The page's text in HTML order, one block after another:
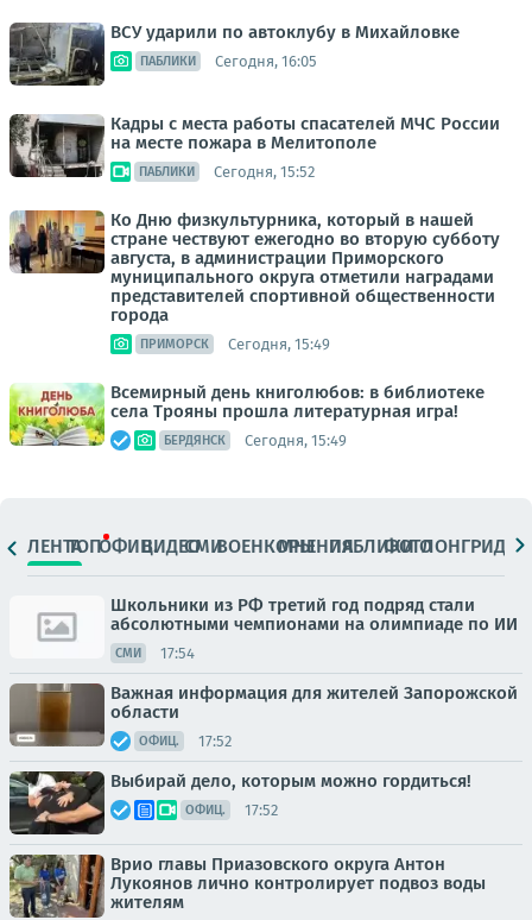
ВСУ ударили по автоклубу в Михайловке
ПАБЛИКИ Сегодня, 16:05
Кадры с места работы спасателей МЧС России
на месте пожара в Мелитополе
ПАБЛИКИ Сегодня, 15:52
Ко Дню физкультурника, который в нашей
стране чествуют ежегодно во вторую субботу
августа, в администрации Приморского
муниципального округа отметили наградами
представителей спортивной общественности
города
ПРИМОРСК Сегодня, 15:49
Всемирный день книголюбов: в библиотеке
села Трояны прошла литературная игра!
БЕРДЯНСК Сегодня, 15:49
ЛЕНТАТОПОФИЦ.ВИДЕОСМИВОЕНКОРЫМНЕНИЯПАБЛИКИ
ФОТОЛОНГРИДЫ
Школьники из РФ третий год подряд стали
абсолютными чемпионами на олимпиаде по ИИ
СМИ 17:54
Важная информация для жителей Запорожской
области
ОФИЦ. 17:52
Выбирай дело, которым можно гордиться!
ОФИЦ. 17:52
Врио главы Приазовского округа Антон
Лукоянов лично контролирует подвоз воды
жителям